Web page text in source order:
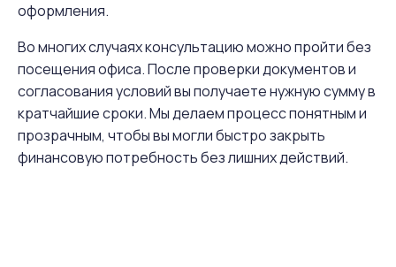
оформления.
Во многих случаях консультацию можно пройти без
посещения офиса. После проверки документов и
согласования условий вы получаете нужную сумму в
кратчайшие сроки. Мы делаем процесс понятным и
прозрачным, чтобы вы могли быстро закрыть
финансовую потребность без лишних действий.